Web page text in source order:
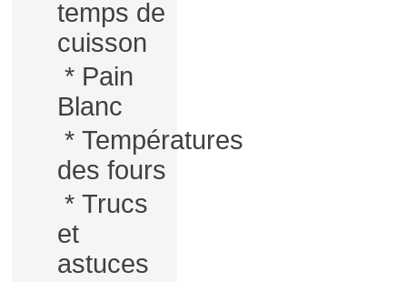
temps de
cuisson
* Pain
Blanc
* Températures
des fours
* Trucs
et
astuces